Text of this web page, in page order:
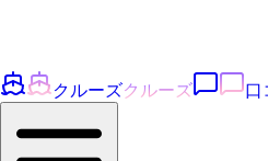
クルーズクルーズ 口